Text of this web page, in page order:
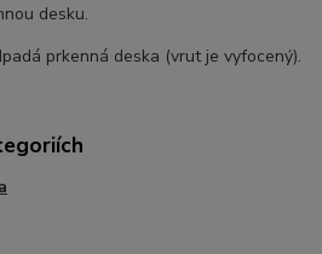
desku.
prkenná deska (vrut je vyfocený).